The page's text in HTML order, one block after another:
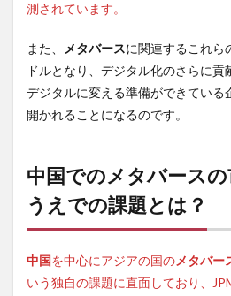
測されています。
また、 メタバースに関連するこれら
ドルとなり、デジタル化のさらに
デジタルに変える準備ができている
開かれることになるのです。
中国でのメタバース
うえでの課題とは？
中国を中心にアジアの国のメタバー
いう独自の課題に直面しており、